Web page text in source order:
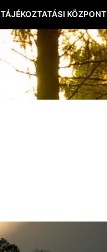
TÁJÉKOZTATÁSI KÖZPONT